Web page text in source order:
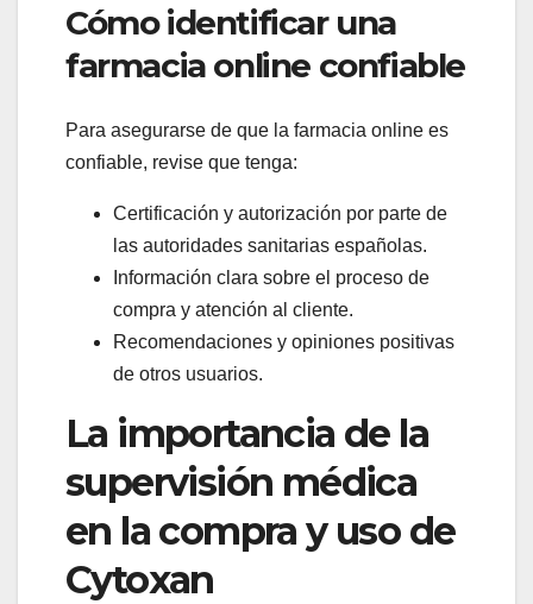
Cómo identificar una
farmacia online confiable
Para asegurarse de que la farmacia online es
confiable, revise que tenga:
Certificación y autorización por parte de
las autoridades sanitarias españolas.
Información clara sobre el proceso de
compra y atención al cliente.
Recomendaciones y opiniones positivas
de otros usuarios.
La importancia de la
supervisión médica
en la compra y uso de
Cytoxan